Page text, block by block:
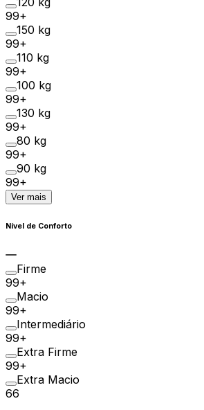
99+
150 kg
99+
110 kg
99+
100 kg
99+
130 kg
99+
80 kg
99+
90 kg
99+
Ver mais
Nível de Conforto
Firme
99+
Macio
99+
Intermediário
99+
Extra Firme
99+
Extra Macio
66